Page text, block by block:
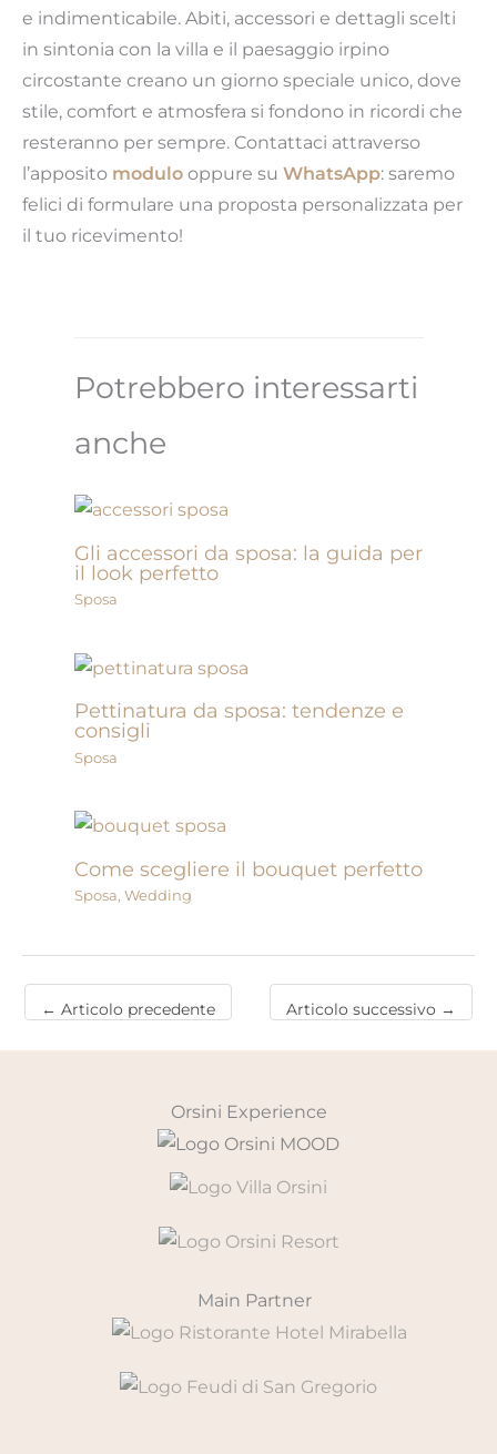
e indimenticabile. Abiti, accessori e dettagli scelti
in sintonia con la villa e il paesaggio irpino
circostante creano un giorno speciale unico, dove
stile, comfort e atmosfera si fondono in ricordi che
resteranno per sempre. Contattaci attraverso
l’apposito modulo oppure su WhatsApp: saremo
felici di formulare una proposta personalizzata per
il tuo ricevimento!
Potrebbero interessarti
anche
Gli accessori da sposa: la guida per
il look perfetto
Sposa
Pettinatura da sposa: tendenze e
consigli
Sposa
Come scegliere il bouquet perfetto
Sposa, Wedding
← Articolo precedente Articolo successivo →
Orsini Experience
Main Partner